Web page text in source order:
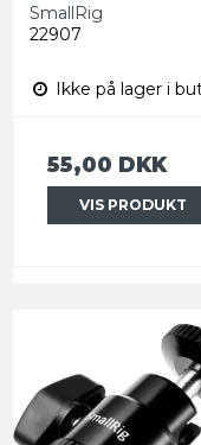
SmallRig
22907
Ikke på lager i
55,00 DKK
VIS PRODUKT